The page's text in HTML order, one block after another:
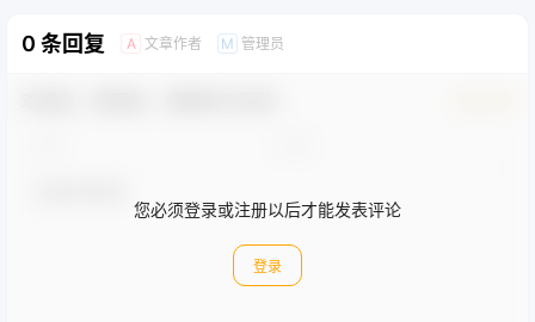
0 条回复 A 文章作者 M 管理员
您必须登录或注册以后才能发表评论
登录